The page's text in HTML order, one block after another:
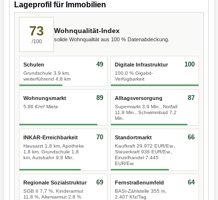
Lageprofil für Immobilien
73
/100
Wohnqualität-Index
solide Wohnqualität aus 100 % Datenabdeckung.
Schulen
Grundschule 3,9 km,
weiterführend 4,8 km
49 Digitale Infrastruktur
100,0 % Gigabit-
Verfügbarkeit
100
Wohnungsmarkt
5,86 €/m² Miete
89 Alltagsversorgung
Supermarkt 3,9 Min., Notfall
11,9 Min., Schwimmbad 7,2
Min.
87
INKAR-Erreichbarkeit
Hausarzt 1,8 km, Apotheke
1,8 km, Grundschule 1,8
km, Autobahn 9,8 Min.
70 Standortmarkt
Kaufkraft 29.972 EUR/Ew.,
Steuerkraft 936 EUR/Ew.,
Einzelhandel 7.445
EUR/Ew.
66
Regionale Sozialstruktur
SGB II 7,7 %, Kinderarmut
11,8 %, Altersarmut 2,8 %
69 Fernstraßenumfeld
BASt-Zählstelle 355 m,
2.407 Kfz/Tag
64